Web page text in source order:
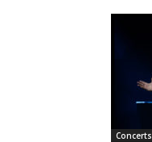
Concerts